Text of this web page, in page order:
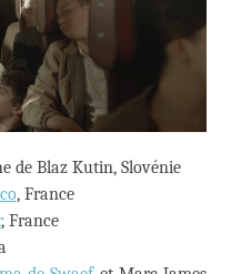
de Blaz Kutin, Slovénie
, France
, France